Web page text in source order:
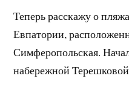
Теперь расскажу о
Евпатории,
Симферопольская.
набережной